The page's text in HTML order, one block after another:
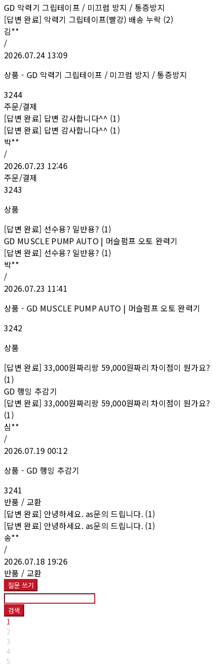
GD 악력기 그립테이프 / 미끄럼 방지 / 통증방지
[답변 완료] 악력기 그립테이프(빨강) 배송 누락 (2)
김**
/
2026.07.24 13:09
상품 - GD 악력기 그립테이프 / 미끄럼 방지 / 통증방지
3244
주문/결제
[답변 완료] 답변 감사합니다^^ (1)
[답변 완료] 답변 감사합니다^^ (1)
박**
/
2026.07.23 12:46
주문/결제
3243
상품
[답변 완료] 선수용? 일반용? (1)
GD MUSCLE PUMP AUTO | 머슬펌프 오토 완력기
[답변 완료] 선수용? 일반용? (1)
박**
/
2026.07.23 11:41
상품 - GD MUSCLE PUMP AUTO | 머슬펌프 오토 완력기
3242
상품
[답변 완료] 33,000원짜리랑 59,000원짜리 차이점이 뭔가요?
(1)
GD 행잉 추감기
[답변 완료] 33,000원짜리랑 59,000원짜리 차이점이 뭔가요?
(1)
심**
/
2026.07.19 00:12
상품 - GD 행잉 추감기
3241
반품 / 교환
[답변 완료] 안녕하세요. as문의 드립니다. (1)
[답변 완료] 안녕하세요. as문의 드립니다. (1)
송**
/
2026.07.18 19:26
반품 / 교환
질문 쓰기
검색
1
2
3
4
5